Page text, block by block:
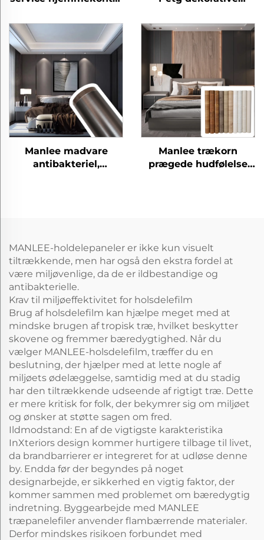
dekorative
beskyttende starlight
garn film til dør gulv
væg panel ark
Manlee madvare
antibakteriel,
Manlee trækorn
prægede hudfølelse
MANLEE-holdelepaneler er ikke kun visuelt
tiltrækkende, men har også den ekstra fordel at
være miljøvenlige, da de er ildbestandige og
antibakterielle.
Krav til miljøeffektivitet for holsdelefilm
Brug af holsdelefilm kan hjælpe meget med at
mindske brugen af tropisk træ, hvilket beskytter
skovene og fremmer bæredygtighed. Når du
vælger MANLEE-holsdelefilm, træffer du en
beslutning, der hjælper med at lette nogle af
miljøets ødelæggelse, samtidig med at du stadig
har den tiltrækkende udseende af rigtigt træ. Dette
er mere kritisk for folk, der bekymrer sig om miljøet
og ønsker at støtte sagen om fred.
Ildmodstand: En af de vigtigste karakteristika
InXteriors design kommer hurtigere tilbage til livet,
da brandbarrierer er integreret for at udløse denne
by. Endda før der begyndes på noget
designarbejde, er sikkerhed en vigtig faktor, der
kommer sammen med problemet om bæredygtig
indretning. Byggearbejde med MANLEE
træpanelefiler anvender flambærrende materialer.
Derfor mindskes risikoen forbundet med